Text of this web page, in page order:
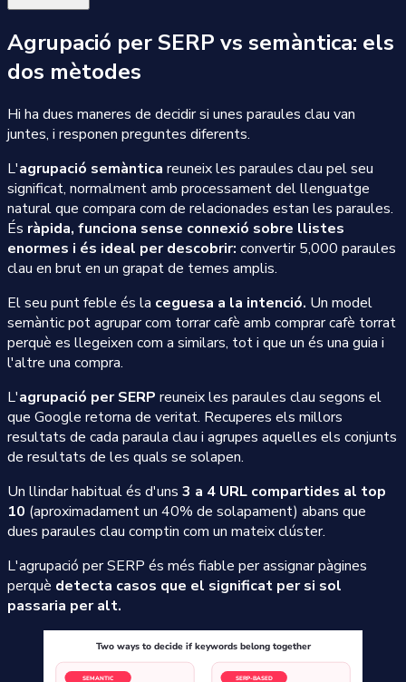
Agrupació per SERP vs semàntica: els
dos mètodes
Hi ha dues maneres de decidir si unes paraules clau van
juntes, i responen preguntes diferents.
L'agrupació semàntica reuneix les paraules clau pel seu
significat, normalment amb processament del llenguatge
natural que compara com de relacionades estan les paraules.
És ràpida, funciona sense connexió sobre llistes
enormes i és ideal per descobrir: convertir 5,000 paraules
clau en brut en un grapat de temes amplis.
El seu punt feble és la ceguesa a la intenció. Un model
semàntic pot agrupar com torrar cafè amb comprar cafè torrat
perquè es llegeixen com a similars, tot i que un és una guia i
l'altre una compra.
L'agrupació per SERP reuneix les paraules clau segons el
que Google retorna de veritat. Recuperes els millors
resultats de cada paraula clau i agrupes aquelles els conjunts
de resultats de les quals se solapen.
Un llindar habitual és d'uns 3 a 4 URL compartides al top
10 (aproximadament un 40% de solapament) abans que
dues paraules clau comptin com un mateix clúster.
L'agrupació per SERP és més fiable per assignar pàgines
perquè detecta casos que el significat per si sol
passaria per alt.